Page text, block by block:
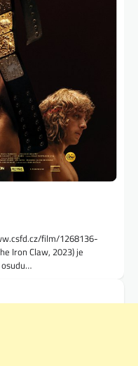
film/1268136-
Iron Claw, 2023) je